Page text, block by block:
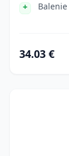
34.03 €